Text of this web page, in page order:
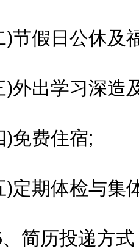
假日公休及
出学习深造
费住宿;
期体检与集
历投递方式